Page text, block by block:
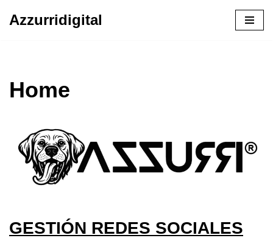
Azzurridigital
Home
GESTIÓN REDES SOCIALES